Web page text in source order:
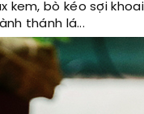
kem, bò kéo sợi
thánh lá...